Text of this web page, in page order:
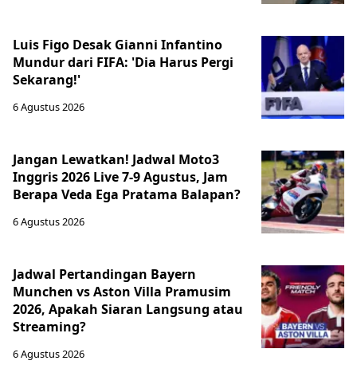
Luis Figo Desak Gianni Infantino
Mundur dari FIFA: 'Dia Harus Pergi
Sekarang!'
6 Agustus 2026
Jangan Lewatkan! Jadwal Moto3
Inggris 2026 Live 7-9 Agustus, Jam
Berapa Veda Ega Pratama Balapan?
6 Agustus 2026
Jadwal Pertandingan Bayern
Munchen vs Aston Villa Pramusim
2026, Apakah Siaran Langsung atau
Streaming?
6 Agustus 2026